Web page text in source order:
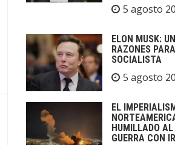
5 agosto
ELON MUSK:
RAZONES
SOCIALISTA
5 agosto
EL
HUMILLADO
GUERRA CON